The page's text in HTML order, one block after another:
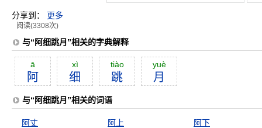
分享到： 更多
阅读(3308次)
与“阿细跳月”相关的字典解释
ā
阿
xì
细
tiào
跳
yuè
月
与“阿细跳月”相关的词语
阿丈 阿上
阿下